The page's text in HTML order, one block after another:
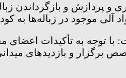
و پردازش و بازگرداندن
آلی موجود در زباله‌ها
توجه به تأکیدات اعضای
و بازدیدهای